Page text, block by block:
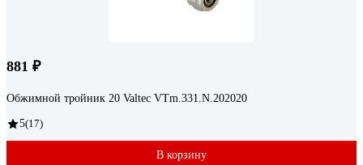
881 ₽
Обжимной тройник 20 Valtec VTm.331.N.202020
5(17)
В корзину